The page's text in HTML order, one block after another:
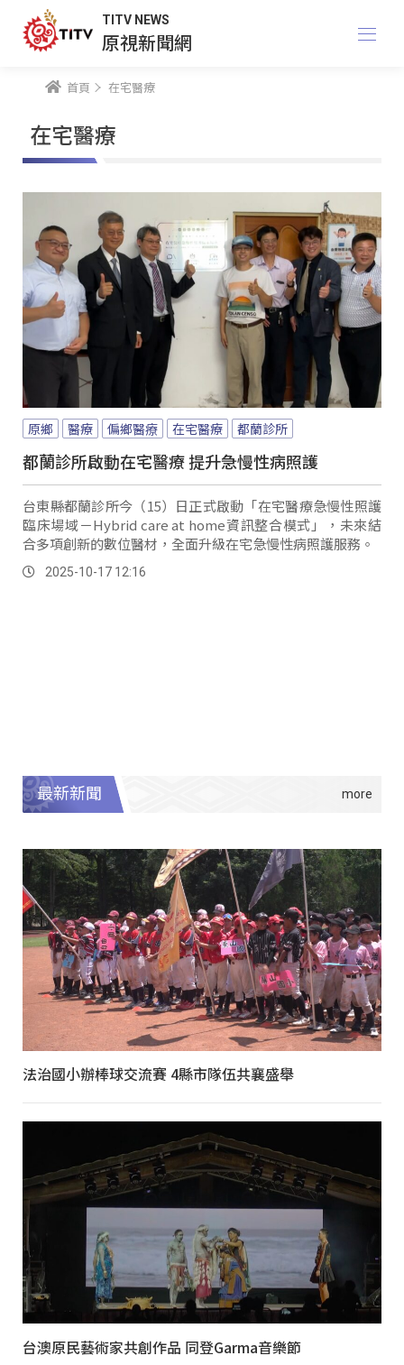
TITV NEWS
原視新聞網
首頁 在宅醫療
在宅醫療
原鄉 醫療 偏鄉醫療 在宅醫療 都蘭診所
都蘭診所啟動在宅醫療 提升急慢性病照護
台東縣都蘭診所今（15）日正式啟動「在宅醫療急慢性照護
臨床場域－Hybrid care at home資訊整合模式」，未來結
合多項創新的數位醫材，全面升級在宅急慢性病照護服務。
2025-10-17 12:16
最新新聞
法治國小辦棒球交流賽 4縣市隊伍共襄盛舉
台澳原民藝術家共創作品 同登Garma音樂節